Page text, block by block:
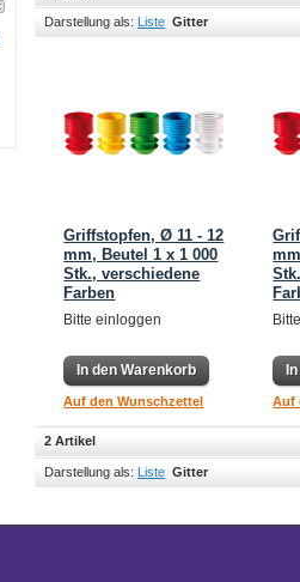
Darstellung als: Liste Gitter
Griffstopfen, Ø 11 - 12
mm, Beutel 1 x 1 000
Stk., verschiedene
Farben
Bitte einloggen
In den Warenkorb
Auf den Wunschzettel Auf
2 Artikel
Darstellung als: Liste Gitter